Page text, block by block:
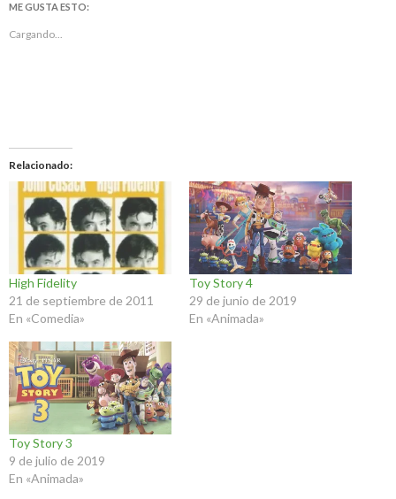
ME GUSTA ESTO:
Cargando...
Relacionado
High Fidelity
21 de septiembre de 2011
En «Comedia»
Toy Story 4
29 de junio de 2019
En «Animada»
Toy Story 3
9 de julio de 2019
En «Animada»